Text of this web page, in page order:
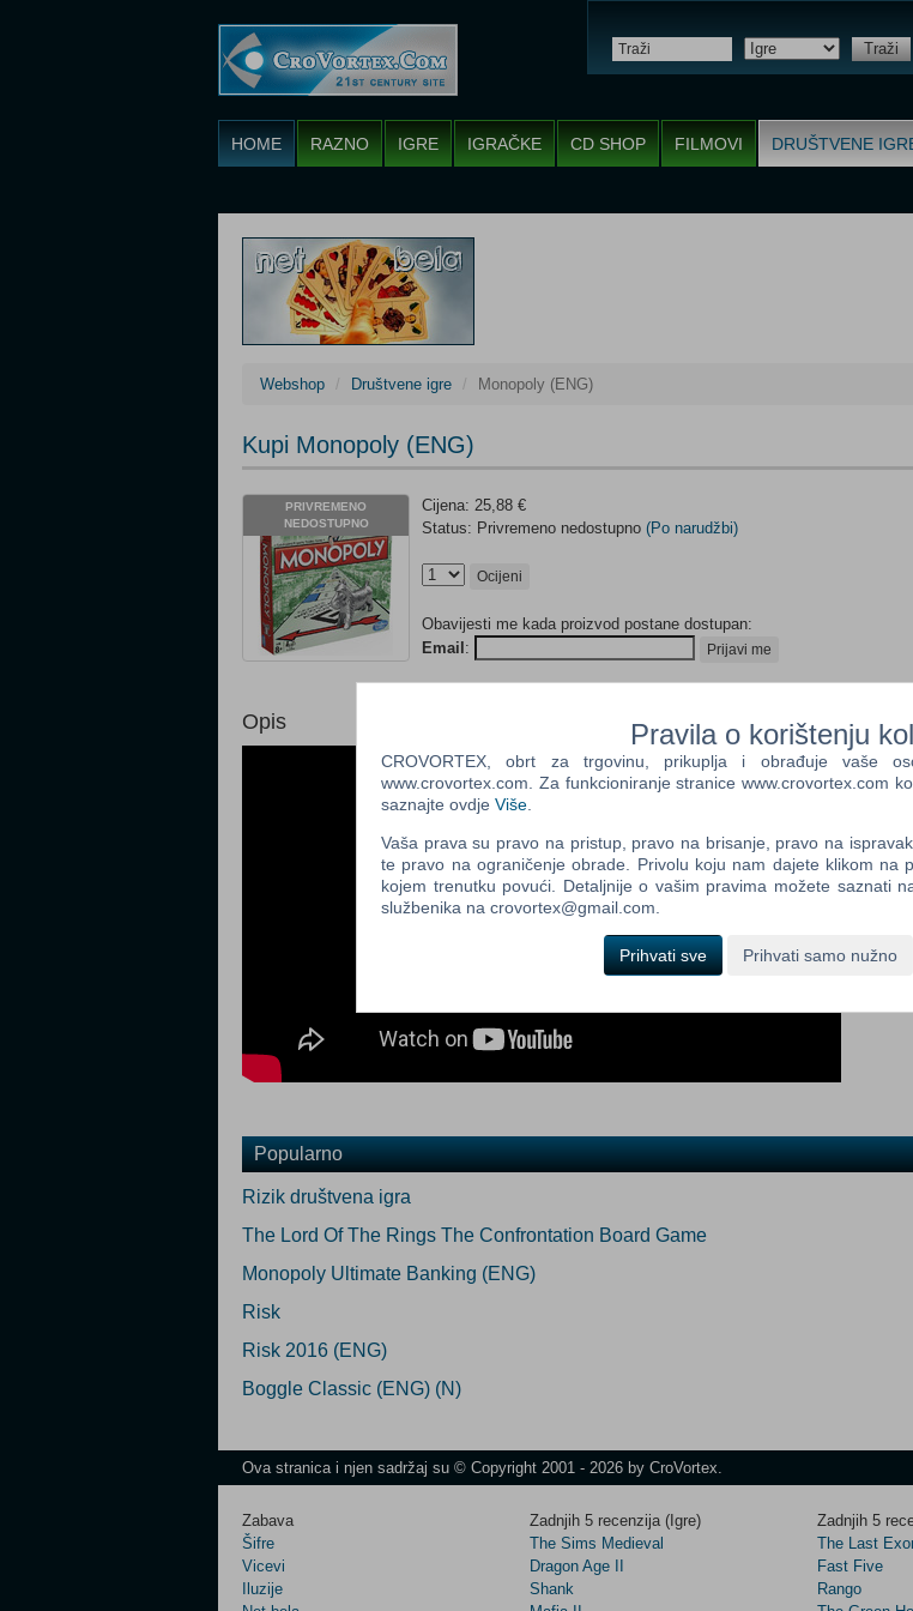
Traži
HOME RAZNO IGRE IGRAČKE CD SHOP FILMOVI DRUŠTVENE
Webshop Društvene igre Monopoly (ENG)
Kupi Monopoly (ENG)
PRIVREMENO
NEDOSTUPNO
Cijena: 25,88 €
Status: Privremeno nedostupno (Po narudžbi)
Ocijeni
Obavijesti me kada proizvod postane dostupan:
Email : Prijavi me
Opis
Popularno
Rizik društvena igra
The Lord Of The Rings The Confrontation Board Game
Monopoly Ultimate Banking (ENG)
Risk
Risk 2016 (ENG)
Boggle Classic (ENG) (N)
Ova stranica i njen sadržaj su © Copyright 2001 - 2026 by CroVortex.
Zabava
Šifre
Vicevi
Iluzije
Zadnjih 5 recenzija (Igre)
The Sims Medieval
Dragon Age II
Shank
Zadnjih 5
The Last
Fast Five
Rango
Pravila o korištenju
CROVORTEX, obrt za trgovinu, prikuplja i obrađuje vaše
www.crovortex.com. Za funkcioniranje stranice www.crovortex.com
saznajte ovdje Više
Vaša prava su pravo na pristup, pravo na brisanje, pravo na
te pravo na ograničenje obrade. Privolu koju nam dajete klikom na
kojem trenutku povući. Detaljnije o vašim pravima možete saznati
službenika na crovortex@gmail.com.
Prihvati sve Prihvati samo nužno